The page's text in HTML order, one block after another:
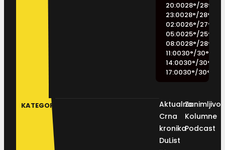
20:0028°/28°
23:0028°/28°
02:0026°/27°
05:0025°/25°
08:0028°/28°
11:0030°/30°
14:0030°/30°
17:0030°/30°
KATEGORIJE
Aktualno
Crna
kronika
DuList
Kolumne
Podcast